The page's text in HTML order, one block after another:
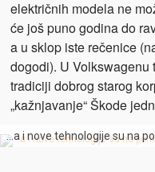
električnih modela ne
će još puno godina do
a u sklop iste rečenice
dogodi). U Volkswagenu
tradiciji dobrog starog
„kažnjavanje“ Škode
…a i nove tehnologije su na